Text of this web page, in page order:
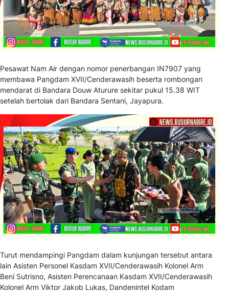
Pesawat Nam Air dengan nomor penerbangan IN7907 yang
membawa Pangdam XVII/Cenderawasih beserta rombongan
mendarat di Bandara Douw Aturure sekitar pukul 15.38 WIT
setelah bertolak dari Bandara Sentani, Jayapura.
Turut mendampingi Pangdam dalam kunjungan tersebut antara
lain Asisten Personel Kasdam XVII/Cenderawasih Kolonel Arm
Beni Sutrisno, Asisten Perencanaan Kasdam XVII/Cenderawasih
Kolonel Arm Viktor Jakob Lukas, Dandenintel Kodam